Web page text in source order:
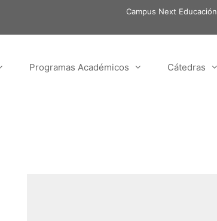
Campus Next Educación
Programas Académicos Cátedras